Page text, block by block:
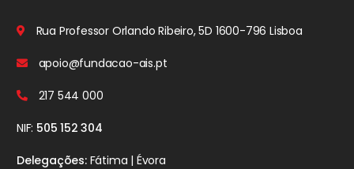
Rua Professor Orlando Ribeiro, 5D 1600-796 Lisboa
apoio@fundacao-ais.pt
217 544 000
NIF: 505 152 304
Delegações:Fátima | Évora